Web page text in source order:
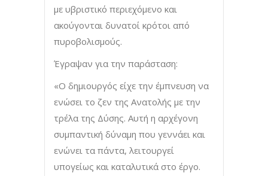
με υβριστικό περιεχόμενο και
ακούγονται δυνατοί κρότοι από
πυροβολισμούς.
Έγραψαν για την παράσταση:
«Ο δημιουργός είχε την έμπνευση να
ενώσει το ζεν της Ανατολής με την
τρέλα της Δύσης. Αυτή η αρχέγονη
συμπαντική δύναμη που γεννάει και
ενώνει τα πάντα, λειτουργεί
υπογείως και καταλυτικά στο έργο.